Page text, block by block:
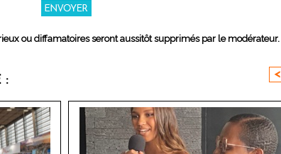
ou diffamatoires seront aussitôt supprimés par le modérateur.
: <